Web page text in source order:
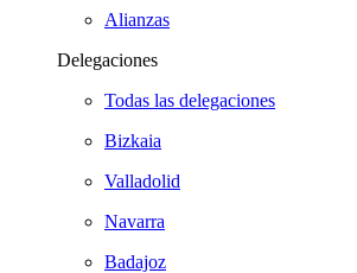
Alianzas
Delegaciones
Todas las delegaciones
Bizkaia
Valladolid
Navarra
Badajoz